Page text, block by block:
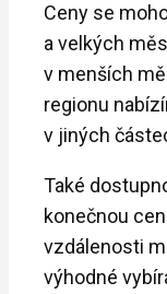
Ceny se
a velkých
v menších
regionu
v jiných
Také
konečnou
vzdálenosti
výhodné